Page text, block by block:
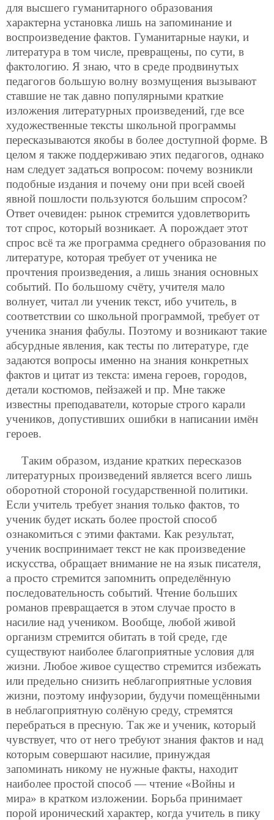
для высшего гуманитарного образования
характерна установка лишь на запоминание и
воспроизведение фактов. Гуманитарные науки, и
литература в том числе, превращены, по сути, в
фактологию. Я знаю, что в среде продвинутых
педагогов большую волну возмущения вызывают
ставшие не так давно популярными краткие
изложения литературных произведений, где все
художественные тексты школьной программы
пересказываются якобы в более доступной форме. В
целом я также поддерживаю этих педагогов, однако
нам следует задаться вопросом: почему возникли
подобные издания и почему они при всей своей
явной пошлости пользуются большим спросом?
Ответ очевиден: рынок стремится удовлетворить
тот спрос, который возникает. А порождает этот
спрос всё та же программа среднего образования по
литературе, которая требует от ученика не
прочтения произведения, а лишь знания основных
событий. По большому счёту, учителя мало
волнует, читал ли ученик текст, ибо учитель, в
соответствии со школьной программой, требует от
ученика знания фабулы. Поэтому и возникают такие
абсурдные явления, как тесты по литературе, где
задаются вопросы именно на знания конкретных
фактов и цитат из текста: имена героев, городов,
детали костюмов, пейзажей и пр. Мне также
известны преподаватели, которые строго карали
учеников, допустивших ошибки в написании имён
героев.
Таким образом, издание кратких пересказов
литературных произведений является всего лишь
оборотной стороной государственной политики.
Если учитель требует знания только фактов, то
ученик будет искать более простой способ
ознакомиться с этими фактами. Как результат,
ученик воспринимает текст не как произведение
искусства, обращает внимание не на язык писателя,
а просто стремится запомнить определённую
последовательность событий. Чтение больших
романов превращается в этом случае просто в
насилие над учеником. Вообще, любой живой
организм стремится обитать в той среде, где
существуют наиболее благоприятные условия для
жизни. Любое живое существо стремится избежать
или предельно снизить неблагоприятные условия
жизни, поэтому инфузории, будучи помещёнными
в неблагоприятную солёную среду, стремятся
перебраться в пресную. Так же и ученик, который
чувствует, что от него требуют знания фактов и над
которым совершают насилие, принуждая
запоминать никому не нужные факты, находит
наиболее простой способ — чтение «Войны и
мира» в кратком изложении. Борьба принимает
порой иронический характер, когда учитель в пику